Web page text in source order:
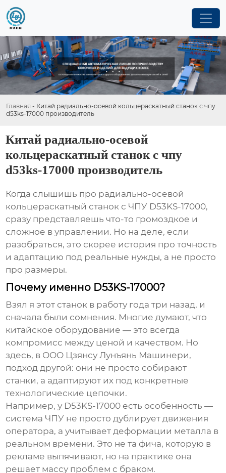
Главная - Китай радиально-осевой кольцераскатный станок с чпу
d53ks-17000 производитель
Китай радиально-осевой
кольцераскатный станок с чпу
d53ks-17000 производитель
Когда слышишь про радиально-осевой
кольцераскатный станок с ЧПУ D53KS-17000,
сразу представляешь что-то громоздкое и
сложное в управлении. Но на деле, если
разобраться, это скорее история про точность
и адаптацию под реальные нужды, а не просто
про размеры.
Почему именно D53KS-17000?
Взял я этот станок в работу года три назад, и
сначала были сомнения. Многие думают, что
китайское оборудование — это всегда
компромисс между ценой и качеством. Но
здесь, в ООО Цзянсу Лунъянь Машинери,
подход другой: они не просто собирают
станки, а адаптируют их под конкретные
технологические цепочки.
Например, у D53KS-17000 есть особенность —
система ЧПУ не просто дублирует движения
оператора, а учитывает деформации металла в
реальном времени. Это не та фича, которую в
рекламе выпячивают, но на практике она
решает массу проблем с браком.